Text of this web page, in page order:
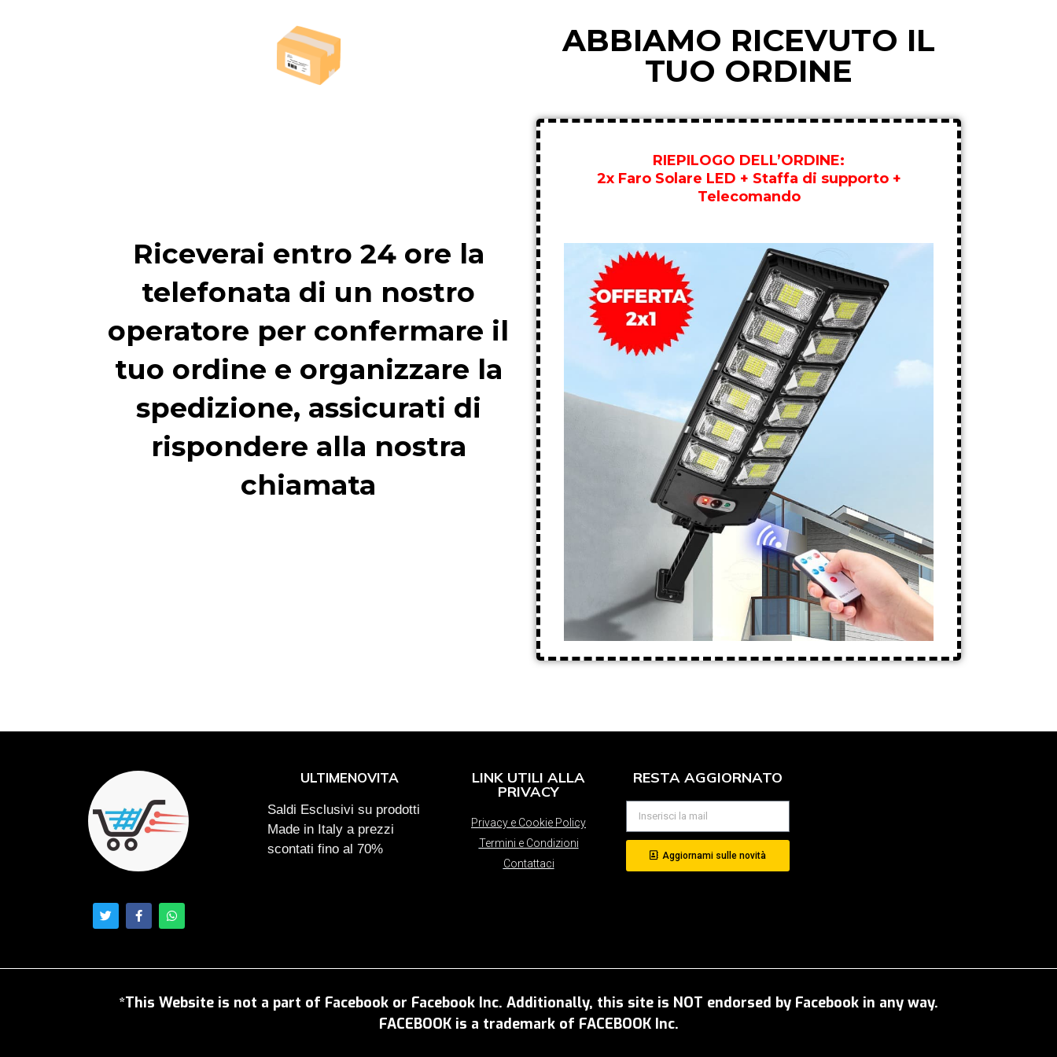
ABBIAMO RICEVUTO IL
TUO ORDINE
Riceverai entro 24 ore la
telefonata di un nostro
operatore per confermare il
tuo ordine e organizzare la
spedizione, assicurati di
rispondere alla nostra
chiamata
RIEPILOGO DELL’ORDINE:
2x Faro Solare LED + Staffa di supporto +
Telecomando
ULTIMENOVITA
Saldi Esclusivi su prodotti
Made in Italy a prezzi
scontati fino al 70%
LINK UTILI ALLA
PRIVACY
Privacy e Cookie Policy
Termini e Condizioni
Contattaci
RESTA AGGIORNATO
Aggiornami sulle novità
*This Website is not a part of Facebook or Facebook Inc. Additionally, this site is NOT endorsed by Facebook in any way.
FACEBOOK is a trademark of FACEBOOK Inc.